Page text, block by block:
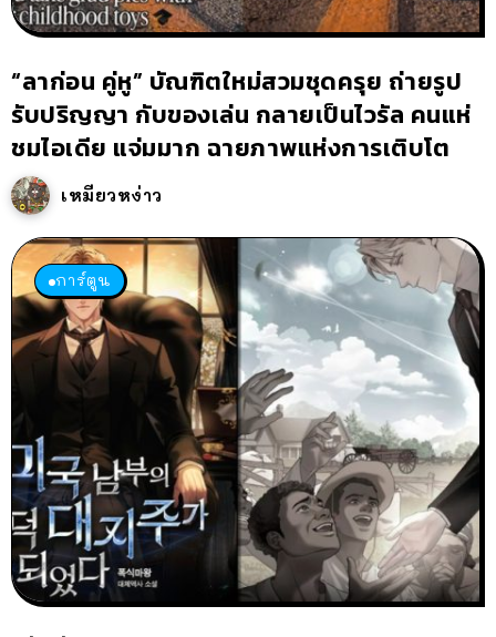
“ลาก่อน คู่หู” บัณฑิตใหม่สวมชุดครุย ถ่ายรูป
รับปริญญา กับของเล่น กลายเป็นไวรัล คนแห่
ชมไอเดีย แจ่มมาก ฉายภาพแห่งการเติบโต
เหมียวหง่าว
การ์ตูน